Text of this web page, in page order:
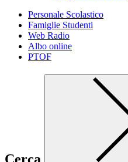
Personale Scolastico
Famiglie Studenti
Web Radio
Albo online
PTOF